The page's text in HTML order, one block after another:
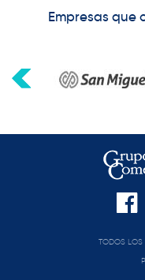
Empresas que
TODOS LOS